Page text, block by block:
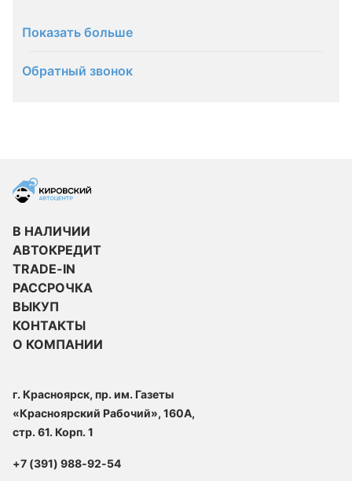
Показать больше
Обратный звонок
В НАЛИЧИИ
АВТОКРЕДИТ
TRADE-IN
РАССРОЧКА
ВЫКУП
КОНТАКТЫ
О КОМПАНИИ
г. Красноярск, пр. им. Газеты
«Красноярский Рабочий», 160А,
стр. 61. Корп. 1
+7 (391) 988-92-54